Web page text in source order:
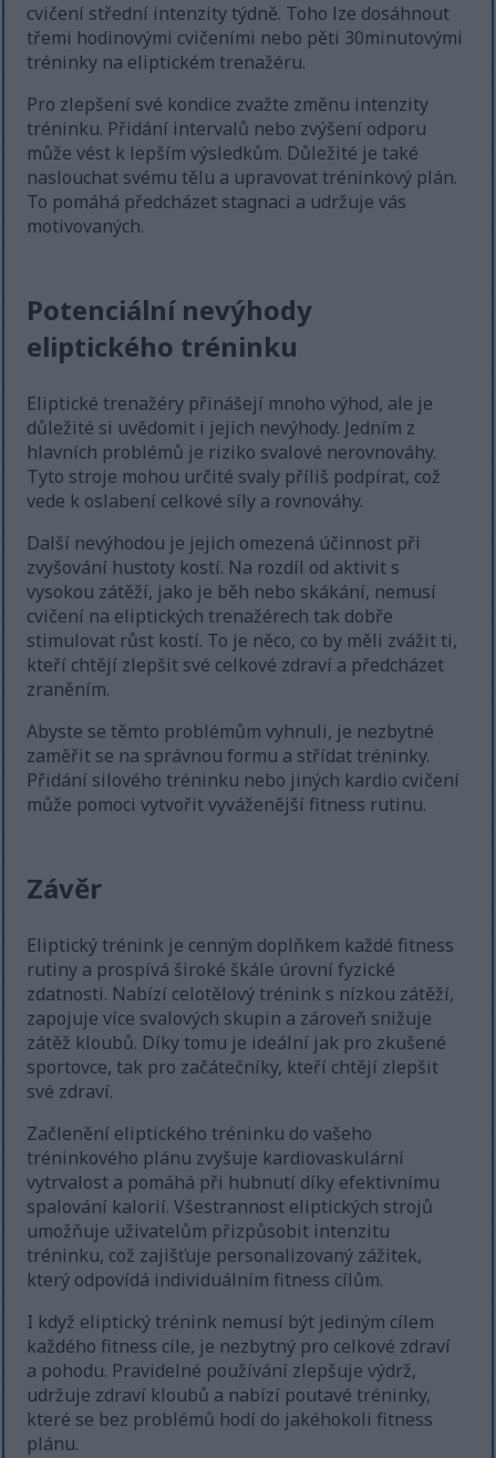
cvičení střední intenzity týdně. Toho lze dosáhnout
třemi hodinovými cvičeními nebo pěti 30minutovými
tréninky na eliptickém trenažéru.
Pro zlepšení své kondice zvažte změnu intenzity
tréninku. Přidání intervalů nebo zvýšení odporu
může vést k lepším výsledkům. Důležité je také
naslouchat svému tělu a upravovat tréninkový plán.
To pomáhá předcházet stagnaci a udržuje vás
motivovaných.
Potenciální nevýhody
eliptického tréninku
Eliptické trenažéry přinášejí mnoho výhod, ale je
důležité si uvědomit i jejich nevýhody. Jedním z
hlavních problémů je riziko svalové nerovnováhy.
Tyto stroje mohou určité svaly příliš podpírat, což
vede k oslabení celkové síly a rovnováhy.
Další nevýhodou je jejich omezená účinnost při
zvyšování hustoty kostí. Na rozdíl od aktivit s
vysokou zátěží, jako je běh nebo skákání, nemusí
cvičení na eliptických trenažérech tak dobře
stimulovat růst kostí. To je něco, co by měli zvážit ti,
kteří chtějí zlepšit své celkové zdraví a předcházet
zraněním.
Abyste se těmto problémům vyhnuli, je nezbytné
zaměřit se na správnou formu a střídat tréninky.
Přidání silového tréninku nebo jiných kardio cvičení
může pomoci vytvořit vyváženější fitness rutinu.
Závěr
Eliptický trénink je cenným doplňkem každé fitness
rutiny a prospívá široké škále úrovní fyzické
zdatnosti. Nabízí celotělový trénink s nízkou zátěží,
zapojuje více svalových skupin a zároveň snižuje
zátěž kloubů. Díky tomu je ideální jak pro zkušené
sportovce, tak pro začátečníky, kteří chtějí zlepšit
své zdraví.
Začlenění eliptického tréninku do vašeho
tréninkového plánu zvyšuje kardiovaskulární
vytrvalost a pomáhá při hubnutí díky efektivnímu
spalování kalorií. Všestrannost eliptických strojů
umožňuje uživatelům přizpůsobit intenzitu
tréninku, což zajišťuje personalizovaný zážitek,
který odpovídá individuálním fitness cílům.
I když eliptický trénink nemusí být jediným cílem
každého fitness cíle, je nezbytný pro celkové zdraví
a pohodu. Pravidelné používání zlepšuje výdrž,
udržuje zdraví kloubů a nabízí poutavé tréninky,
které se bez problémů hodí do jakéhokoli fitness
plánu.